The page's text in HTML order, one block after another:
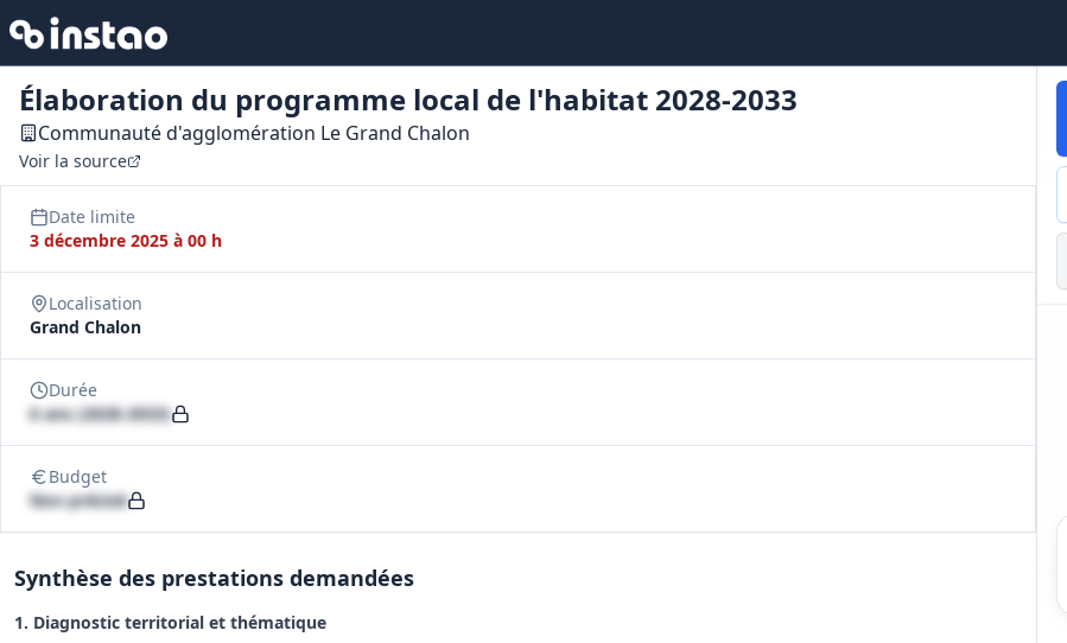
Élaboration du programme local de l'habitat 2028-2033
Communauté d'agglomération Le Grand Chalon
Voir la source
Date limite
3 décembre 2025 à 00 h
Localisation
Grand Chalon
Durée
6 ans (2028-2033)
Budget
Non précisé
Synthèse des prestations demandées
1. Diagnostic territorial et thématique